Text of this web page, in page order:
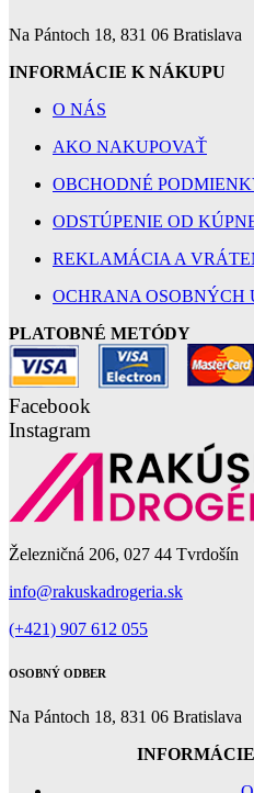
Na Pántoch 18, 831 06 Bratislava
INFORMÁCIE K NÁKUPU
O NÁS
AKO NAKUPOVAŤ
OBCHODNÉ
ODSTÚPENIE OD
REKLAMÁCIA A
OCHRANA OSOBNÝCH
PLATOBNÉ METÓDY
Facebook
Instagram
Železničná 206, 027 44 Tvrdošín
info@rakuskadrogeria.sk
(+421) 907 612 055
OSOBNÝ ODBER
Na Pántoch 18, 831 06 Bratislava